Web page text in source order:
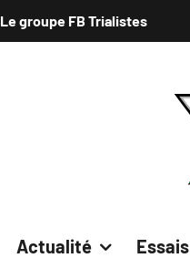
Le groupe FB Trialistes
Actualité Essais